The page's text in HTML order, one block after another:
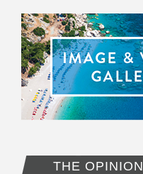
THE OPINION